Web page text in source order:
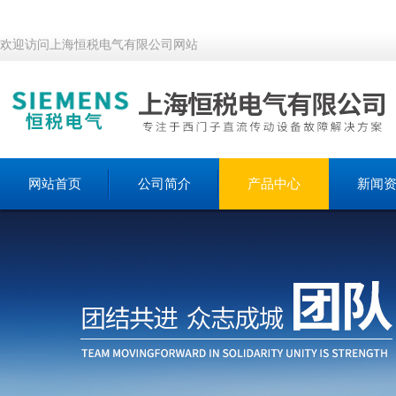
欢迎访问上海恒税电气有限公司网站
网站首页 公司简介 产品中心 新闻